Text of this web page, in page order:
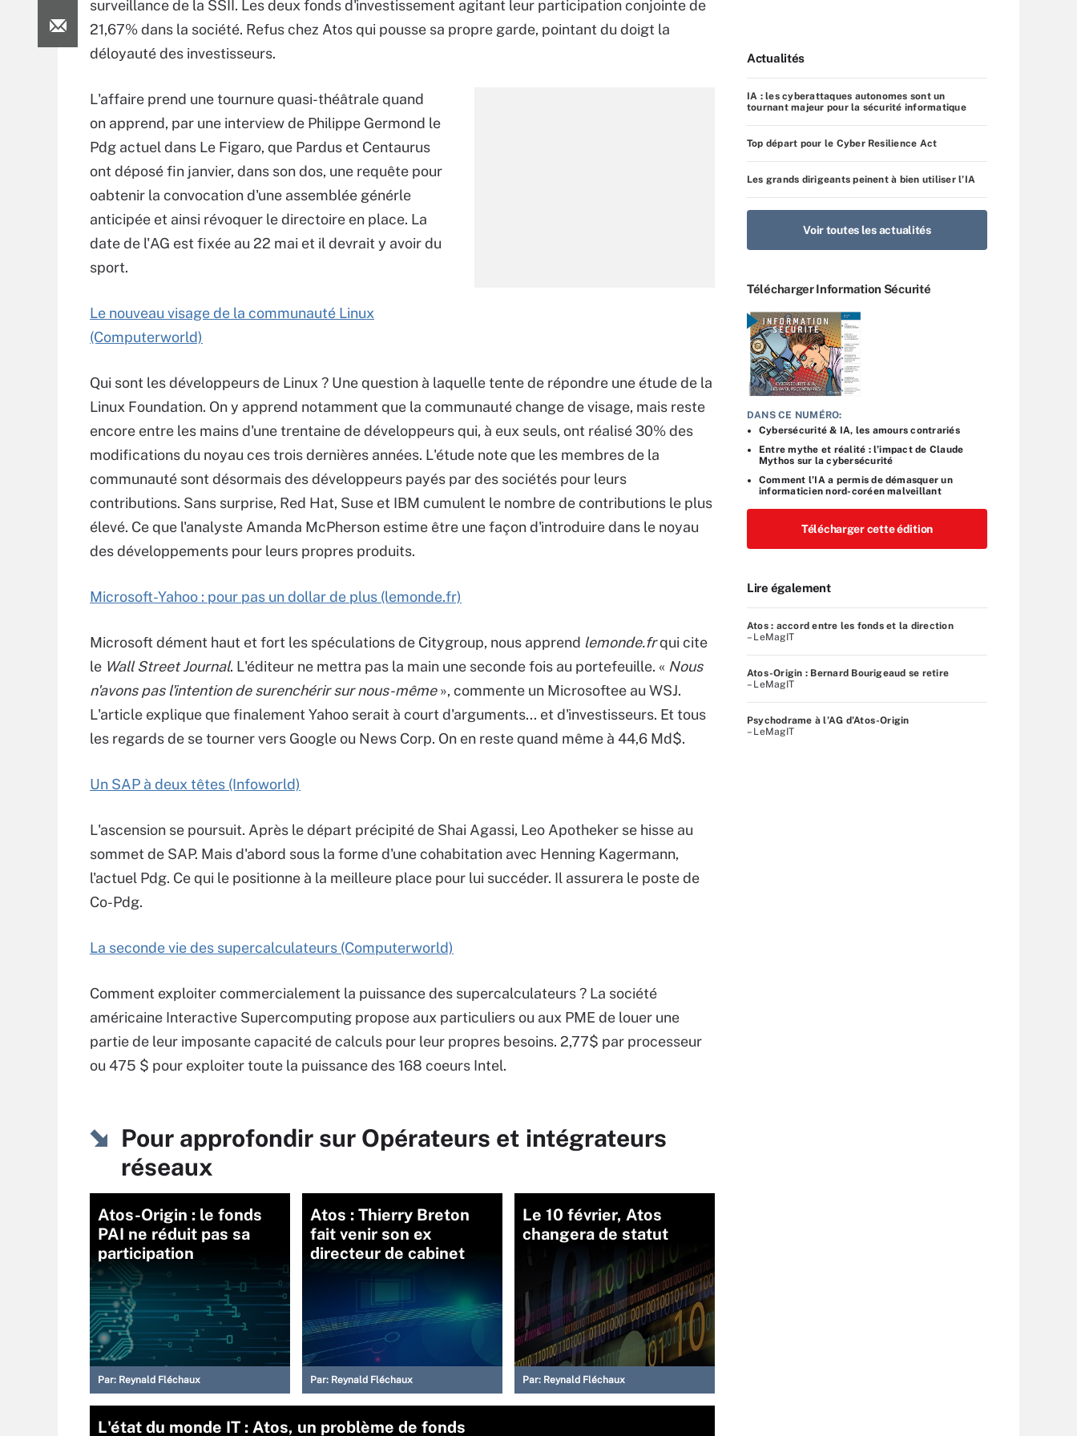
surveillance de la SSII. Les deux fonds d'investissement agitant leur participation conjointe de
21,67% dans la société. Refus chez Atos qui pousse sa propre garde, pointant du doigt la
déloyauté des investisseurs.
L'affaire prend une tournure quasi-théâtrale quand
on apprend, par une interview de Philippe Germond le
Pdg actuel dans Le Figaro, que Pardus et Centaurus
ont déposé fin janvier, dans son dos, une requête pour
oabtenir la convocation d'une assemblée générle
anticipée et ainsi révoquer le directoire en place. La
date de l'AG est fixée au 22 mai et il devrait y avoir du
sport.
Le nouveau visage de la communauté Linux
(Computerworld)
Qui sont les développeurs de Linux ? Une question à laquelle tente de répondre une étude de la
Linux Foundation. On y apprend notamment que la communauté change de visage, mais reste
encore entre les mains d'une trentaine de développeurs qui, à eux seuls, ont réalisé 30% des
modifications du noyau ces trois dernières années. L'étude note que les membres de la
communauté sont désormais des développeurs payés par des sociétés pour leurs
contributions. Sans surprise, Red Hat, Suse et IBM cumulent le nombre de contributions le plus
élevé. Ce que l'analyste Amanda McPherson estime être une façon d'introduire dans le noyau
des développements pour leurs propres produits.
Microsoft-Yahoo : pour pas un dollar de plus (lemonde.fr)
Microsoft dément haut et fort les spéculations de Citygroup, nous apprend lemonde.frqui cite
le Wall Street Journal. L'éditeur ne mettra pas la main une seconde fois au portefeuille. « Nous
n'avons pas l'intention de surenchérir sur nous-même», commente un Microsoftee au WSJ.
L'article explique que finalement Yahoo serait à court d'arguments... et d'investisseurs. Et tous
les regards de se tourner vers Google ou News Corp. On en reste quand même à 44,6 Md$.
Un SAP à deux têtes (Infoworld)
L'ascension se poursuit. Après le départ précipité de Shai Agassi, Leo Apotheker se hisse au
sommet de SAP. Mais d'abord sous la forme d'une cohabitation avec Henning Kagermann,
l'actuel Pdg. Ce qui le positionne à la meilleure place pour lui succéder. Il assurera le poste de
Co-Pdg.
La seconde vie des supercalculateurs (Computerworld)
Comment exploiter commercialement la puissance des supercalculateurs ? La société
américaine Interactive Supercomputing propose aux particuliers ou aux PME de louer une
partie de leur imposante capacité de calculs pour leur propres besoins. 2,77$ par processeur
ou 475 $ pour exploiter toute la puissance des 168 coeurs Intel.
Pour approfondir sur Opérateurs et intégrateurs
réseaux
Atos-Origin : le fonds
PAI ne réduit pas sa
participation
Par: Reynald Fléchaux
Atos : Thierry Breton
fait venir son ex
directeur de cabinet
Par: Reynald Fléchaux
Le 10 février, Atos
changera de statut
Par: Reynald Fléchaux
L'état du monde IT : Atos, un problème de fonds
Actualités
IA : les cyberattaques autonomes sont un
tournant majeur pour la sécurité informatique
Top départ pour le Cyber Resilience Act
Les grands dirigeants peinent à bien utiliser l’IA
Voir toutes les actualités
Télécharger Information Sécurité
DANS CE NUMÉRO:
Cybersécurité & IA, les amours contrariés
Entre mythe et réalité : l’impact de Claude
Mythos sur la cybersécurité
Comment l’IA a permis de démasquer un
informaticien nord-coréen malveillant
Télécharger cette édition
Lire également
Atos : accord entre les fonds et la direction
– LeMagIT
Atos-Origin : Bernard Bourigeaud se retire
– LeMagIT
Psychodrame à l’AG d’Atos-Origin
– LeMagIT